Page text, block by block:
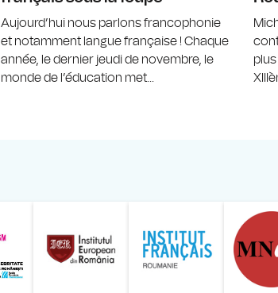
Aujourd’hui nous parlons francophonie
et notamment langue française ! Chaque
année, le dernier jeudi de novembre, le
monde de l’éducation met...
Liga Studentilor Romani din Strainatate -
Modernism | The Institului